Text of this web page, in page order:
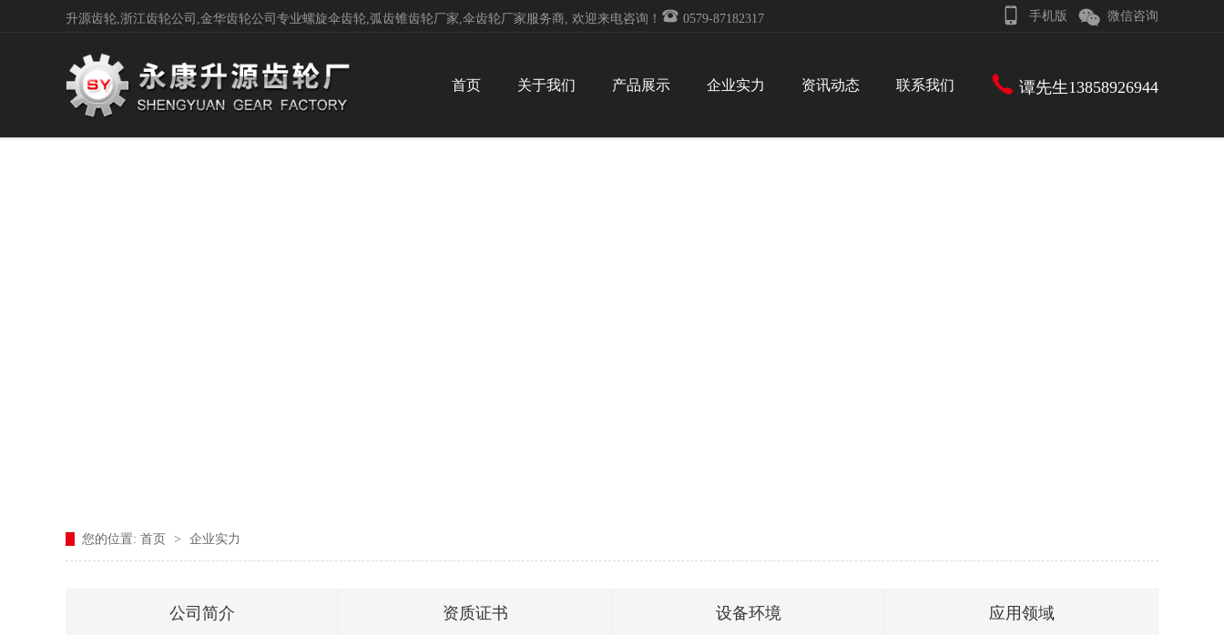
 手机版  微信咨询
升源齿轮,浙江齿轮公司,金华齿轮公司专业螺旋伞齿轮,弧齿锥齿轮厂家,伞齿轮厂家服务商, 欢迎来电咨询！  0579-87182317
 谭先生13858926944
首页 关于我们 产品展示 企业实力 资讯动态 联系我们
您的位置: 首页 > 企业实力
公司简介 资质证书 设备环境 应用领域